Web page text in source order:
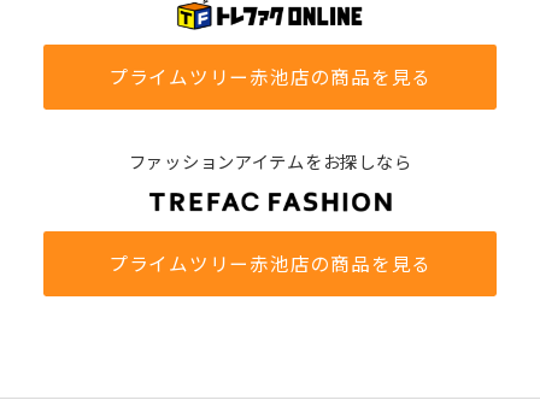
プライムツリー赤池店の商品を見る
ファッションアイテムをお探しなら
プライムツリー赤池店の商品を見る